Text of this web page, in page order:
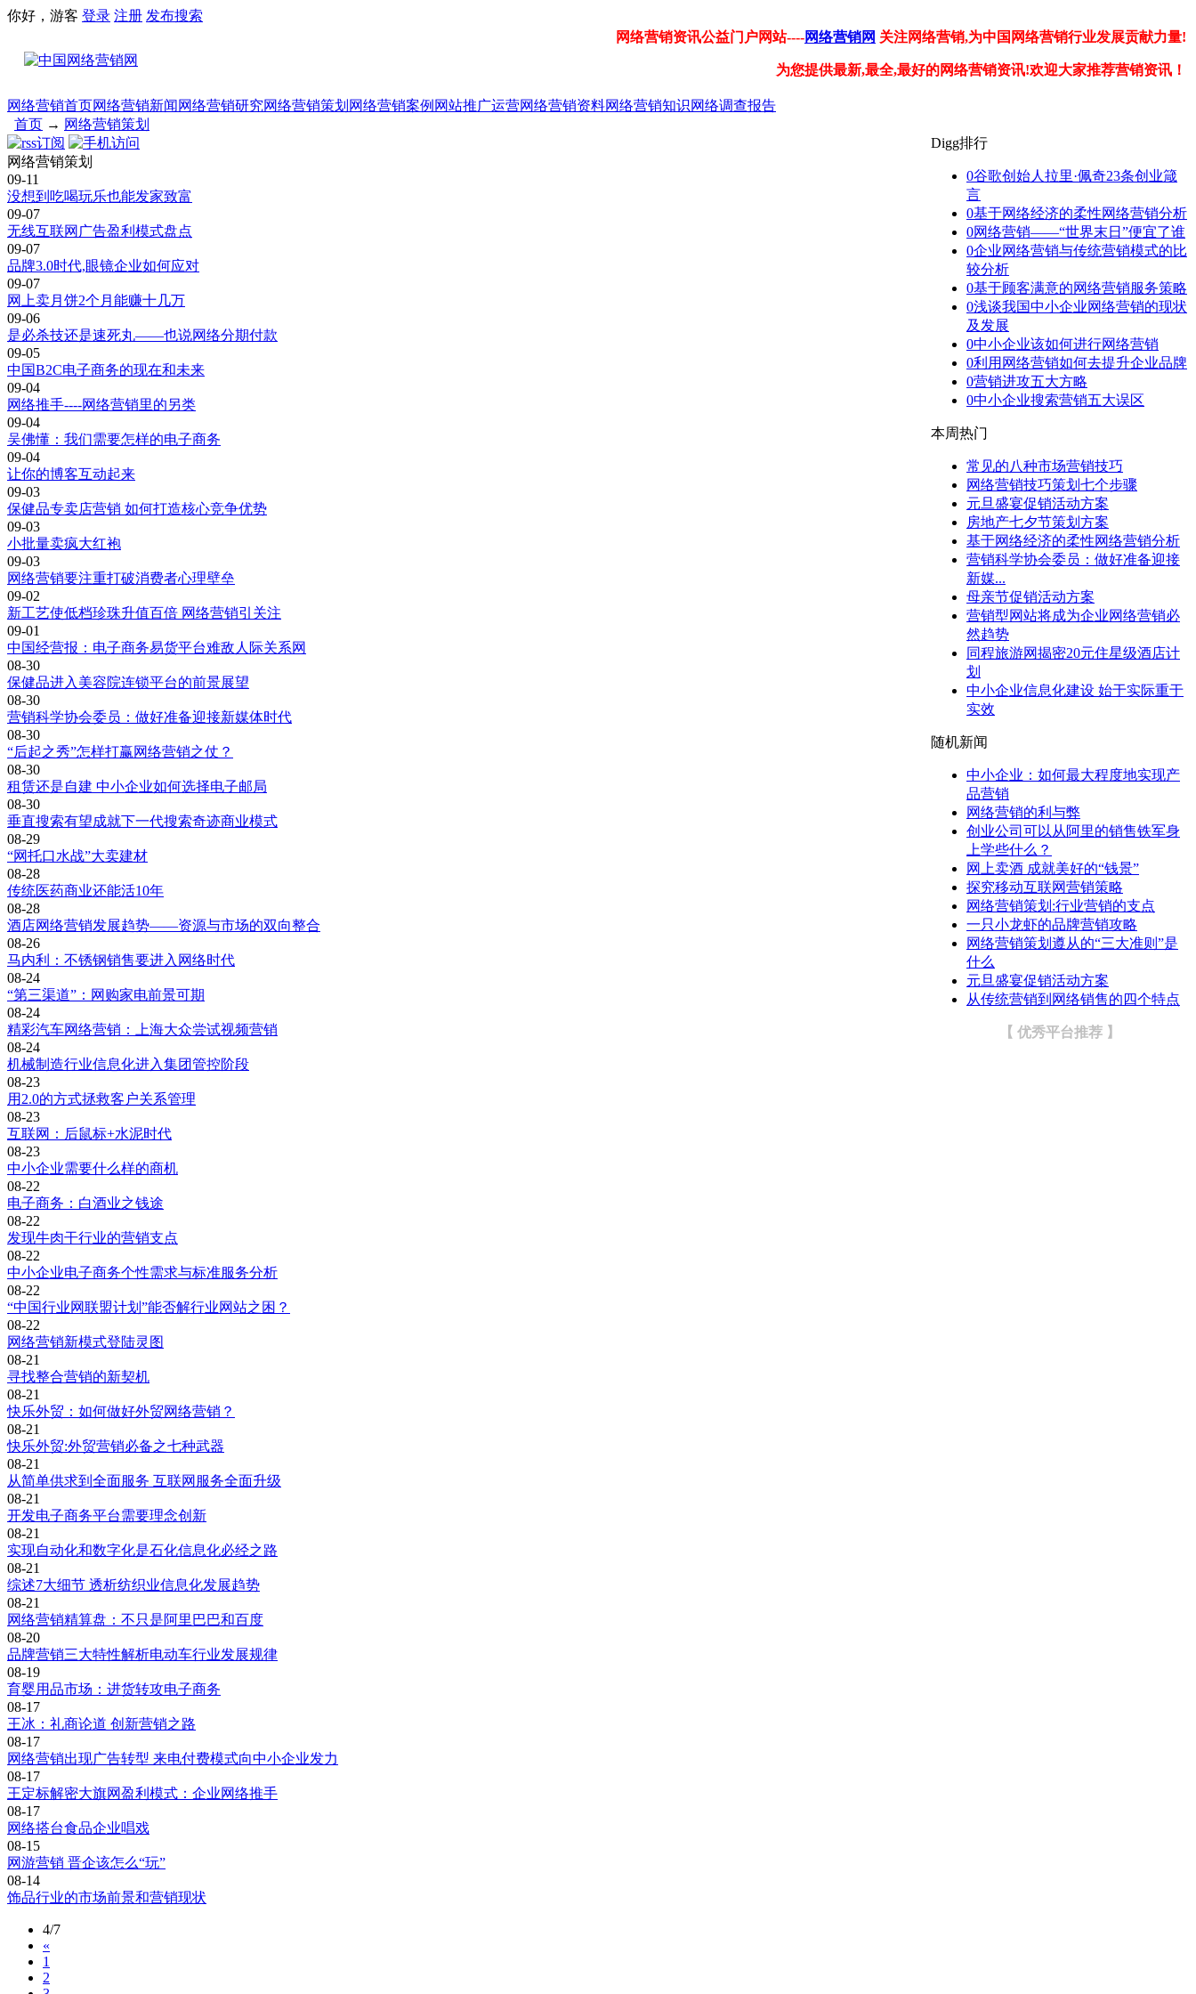
你好，游客 登录 注册 发布搜索
网络营销资讯公益门户网站----网络营销网 关注网络营销,为中国网络营销行业发展贡献力量!
为您提供最新,最全,最好的网络营销资讯!欢迎大家推荐营销资讯！
网络营销首页网络营销新闻 网络营销研究网络营销策划 网络营销案例 网站推广运营网络营销资料网络营销知识网络调查报告
首页 → 网络营销策划
网络营销策划
09-11
没想到吃喝玩乐也能发家致富
09-07
无线互联网广告盈利模式盘点
09-07
品牌3.0时代,眼镜企业如何应对
09-07
网上卖月饼2个月能赚十几万
09-06
是必杀技还是速死丸――也说网络分期付款
09-05
中国B2C电子商务的现在和未来
09-04
网络推手----网络营销里的另类
09-04
吴佛懂：我们需要怎样的电子商务
09-04
让你的博客互动起来
09-03
保健品专卖店营销 如何打造核心竞争优势
09-03
小批量卖疯大红袍
09-03
网络营销要注重打破消费者心理壁垒
09-02
新工艺使低档珍珠升值百倍 网络营销引关注
09-01
中国经营报：电子商务易货平台难敌人际关系网
08-30
保健品进入美容院连锁平台的前景展望
08-30
营销科学协会委员：做好准备迎接新媒体时代
08-30
“后起之秀”怎样打赢网络营销之仗？
08-30
租赁还是自建 中小企业如何选择电子邮局
08-30
垂直搜索有望成就下一代搜索奇迹商业模式
08-29
“网托口水战”大卖建材
08-28
传统医药商业还能活10年
08-28
酒店网络营销发展趋势——资源与市场的双向整合
08-26
马内利：不锈钢销售要进入网络时代
08-24
“第三渠道”：网购家电前景可期
08-24
精彩汽车网络营销：上海大众尝试视频营销
08-24
机械制造行业信息化进入集团管控阶段
08-23
用2.0的方式拯救客户关系管理
08-23
互联网：后鼠标+水泥时代
08-23
中小企业需要什么样的商机
08-22
电子商务：白酒业之钱途
08-22
发现牛肉干行业的营销支点
08-22
中小企业电子商务个性需求与标准服务分析
08-22
“中国行业网联盟计划”能否解行业网站之困？
08-22
网络营销新模式登陆灵图
08-21
寻找整合营销的新契机
08-21
快乐外贸：如何做好外贸网络营销？
08-21
快乐外贸:外贸营销必备之七种武器
08-21
从简单供求到全面服务 互联网服务全面升级
08-21
开发电子商务平台需要理念创新
08-21
实现自动化和数字化是石化信息化必经之路
08-21
综述7大细节 透析纺织业信息化发展趋势
08-21
网络营销精算盘：不只是阿里巴巴和百度
08-20
品牌营销三大特性解析电动车行业发展规律
08-19
育婴用品市场：进货转攻电子商务
08-17
王冰：礼商论道 创新营销之路
08-17
网络营销出现广告转型 来电付费模式向中小企业发力
08-17
王定标解密大旗网盈利模式：企业网络推手
08-17
网络搭台食品企业唱戏
08-15
网游营销 晋企该怎么“玩”
08-14
饰品行业的市场前景和营销现状
4/7
«
1
2
Digg排行
0谷歌创始人拉里·佩奇23条创业箴
言
0基于网络经济的柔性网络营销分析
0网络营销——“世界末日”便宜了谁
0企业网络营销与传统营销模式的比
较分析
0基于顾客满意的网络营销服务策略
0浅谈我国中小企业网络营销的现状
及发展
0中小企业该如何进行网络营销
0利用网络营销如何去提升企业品牌
0营销进攻五大方略
0中小企业搜索营销五大误区
本周热门
常见的八种市场营销技巧
网络营销技巧策划七个步骤
元旦盛宴促销活动方案
房地产七夕节策划方案
基于网络经济的柔性网络营销分析
营销科学协会委员：做好准备迎接
新媒...
母亲节促销活动方案
营销型网站将成为企业网络营销必
然趋势
同程旅游网揭密20元住星级酒店计
划
中小企业信息化建设 始于实际重于
实效
随机新闻
中小企业：如何最大程度地实现产
品营销
网络营销的利与弊
创业公司可以从阿里的销售铁军身
上学些什么？
网上卖酒 成就美好的“钱景”
探究移动互联网营销策略
网络营销策划:行业营销的支点
一只小龙虾的品牌营销攻略
网络营销策划遵从的“三大准则”是
什么
元旦盛宴促销活动方案
从传统营销到网络销售的四个特点
【 优秀平台推荐 】